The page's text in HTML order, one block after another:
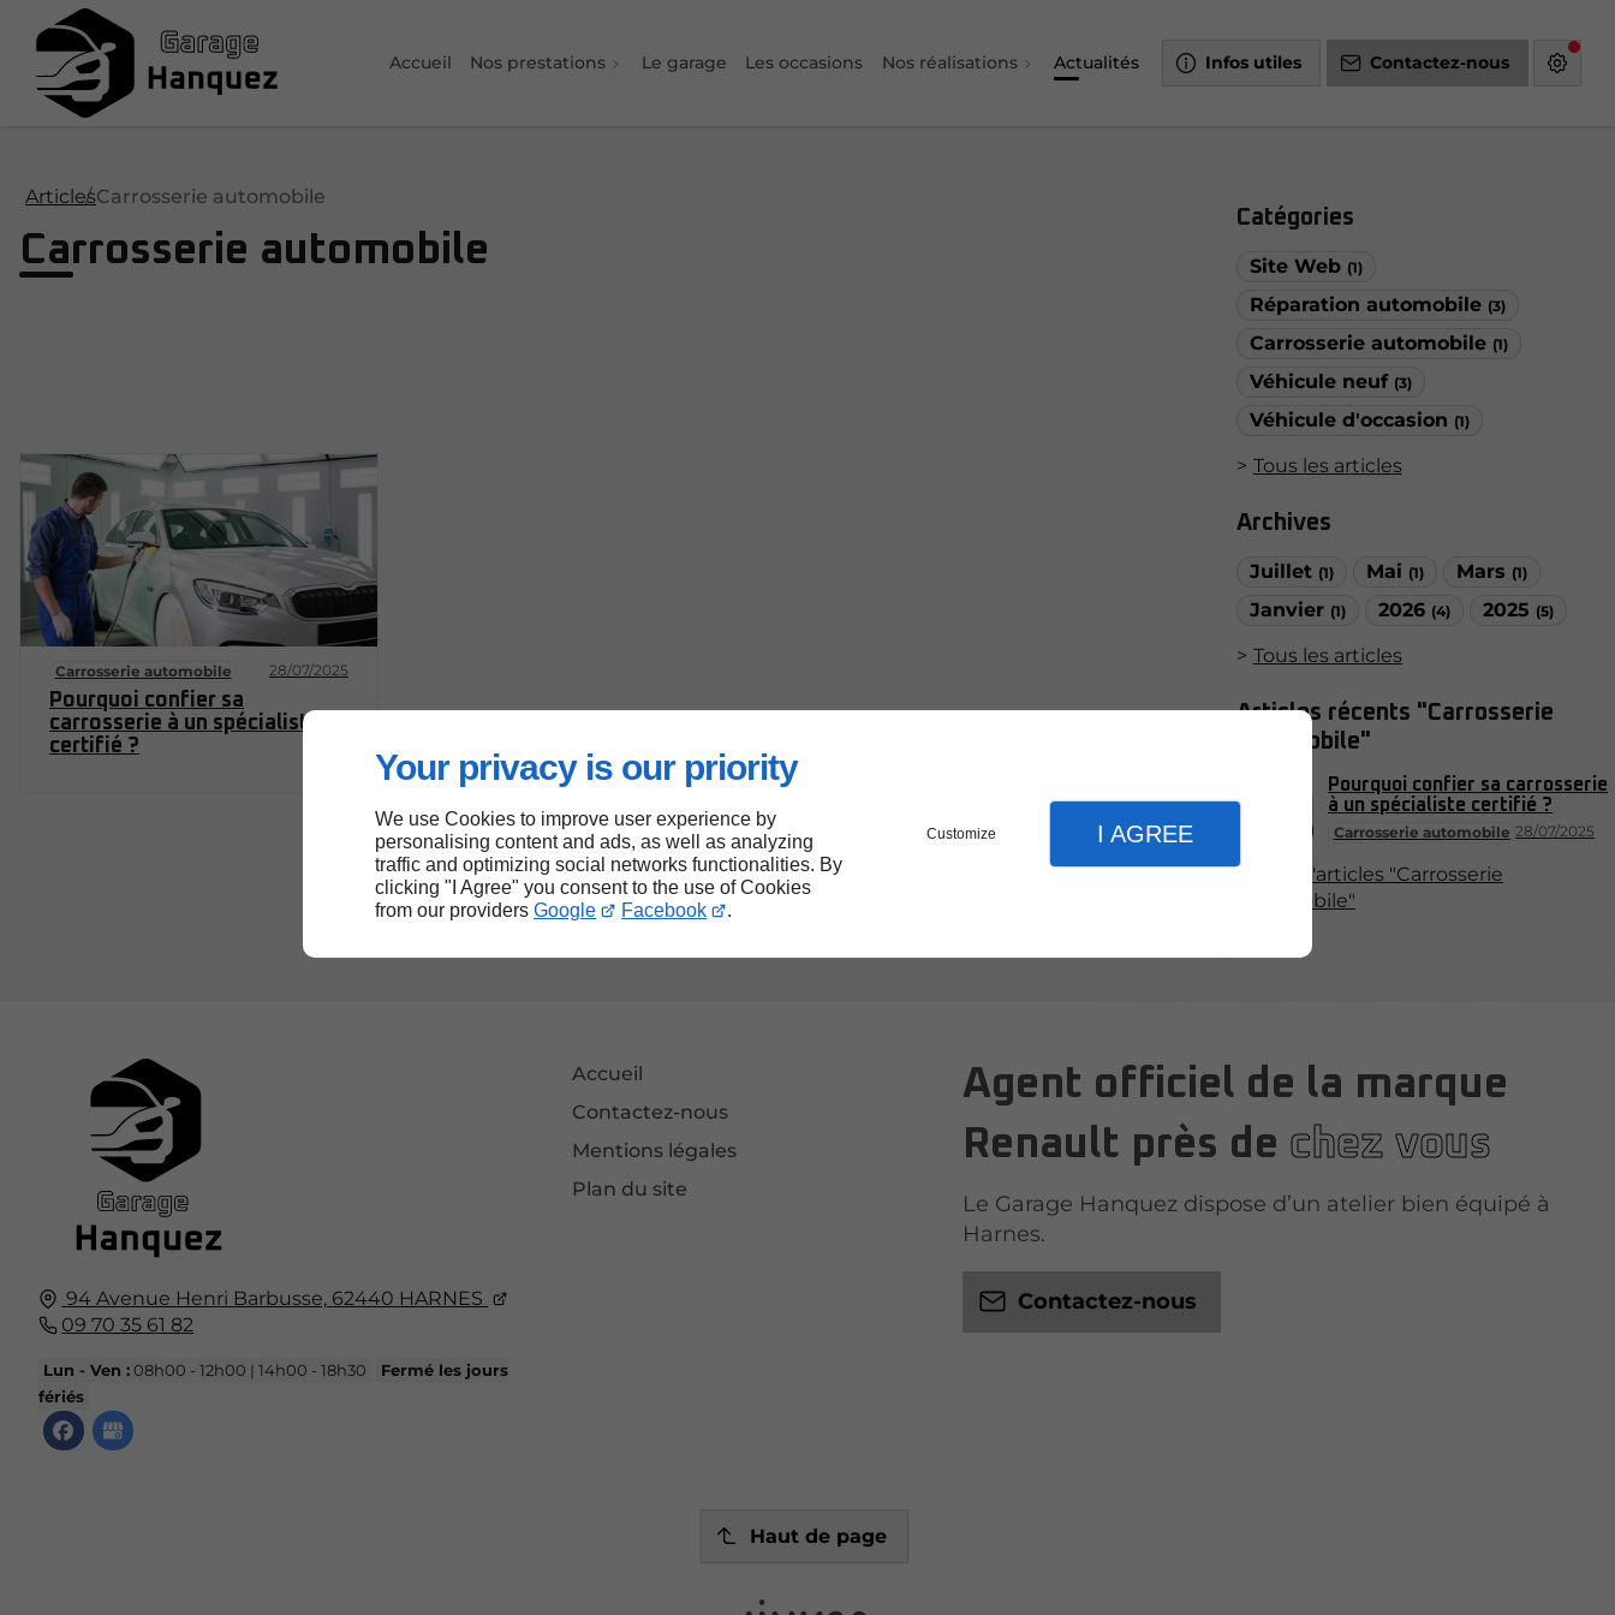
Your privacy is our priority
We use Cookies to improve user experience by
personalising content and ads, as well as analyzing
traffic and optimizing social networks functionalities. By
clicking "I Agree" you consent to the use of Cookies
from our providers Google Facebook .
Customize I AGREE
Accueil Nos prestations Le garage Les occasions Nos réalisations Actualités Infos utiles Contactez-nous
Catégories
Site Web (1)
Réparation automobile (3)
Carrosserie automobile (1)
Véhicule neuf (3)
Véhicule d'occasion (1)
Tous les articles
Archives
Juillet (1) Mai (1) Mars (1)
Janvier (1) 2026 (4) 2025 (5)
Tous les articles
Articles récents "Carrosserie
automobile"
Carrosserie automobile 28/07/2025
Pourquoi confier sa carrosserie
à un spécialiste certifié ?
Plus d'articles "Carrosserie
automobile"
ArticlesCarrosserie automobile
Carrosserie automobile
Carrosserie automobile 28/07/2025
Pourquoi confier sa
carrosserie à un spécialiste
certifié ?
94 Avenue Henri Barbusse, 62440 HARNES
09 70 35 61 82
Lun - Ven :08h00 - 12h00 | 14h00 - 18h30
Fermé les jours
fériés
Accueil
Contactez-nous
Mentions légales
Plan du site
Agent officiel de la marque
Renault près de chez vous
Le Garage Hanquez dispose d’un atelier bien équipé à
Harnes.
Contactez-nous
Haut de page